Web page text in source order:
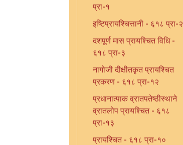
प्रा-१
इष्टिप्रायश्चित्तानी - ६१८ प्रा-२
दशपूर्ण मास प्रायश्चित विधि -
६१८ प्रा-३
नागोजी दीक्षीतकृत प्रायश्चित
प्रकरण - ६१८ प्रा-१२
प्रधानात्पाक व्रातपतेष्ठीस्थाने
व्रातलोप प्रायश्चित - ६१८
प्रा-१३
प्रायश्चित - ६१८ प्रा-१०